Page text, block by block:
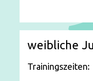
weibliche
Trainingszeiten: